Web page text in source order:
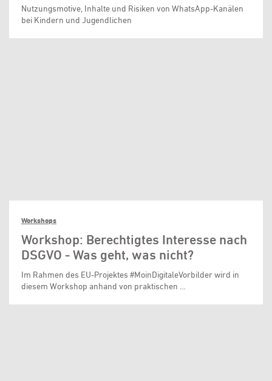
Nutzungsmotive, Inhalte und Risiken von WhatsApp-Kanälen
bei Kindern und Jugendlichen
Workshops
Workshop: Berechtigtes Interesse nach
DSGVO - Was geht, was nicht?
Im Rahmen des EU-Projektes #MoinDigitaleVorbilder wird in
diesem Workshop anhand von praktischen …